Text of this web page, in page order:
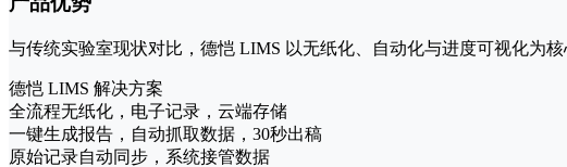
与传统实验室现状对比，德恺 LIMS 以无纸化、自动化与进度可视化为
德恺 LIMS 解决方案
全流程无纸化，电子记录，云端存储
一键生成报告，自动抓取数据，30秒出稿
原始记录自动同步，系统接管数据